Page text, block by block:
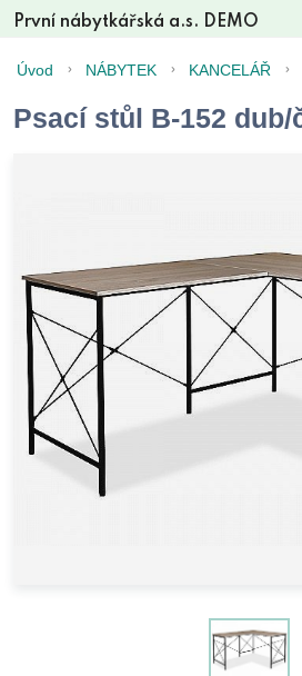
První nábytkářská a.s. DEMO
Úvod NÁBYTEK KANCELÁŘ
Psací stůl B-152 dub/